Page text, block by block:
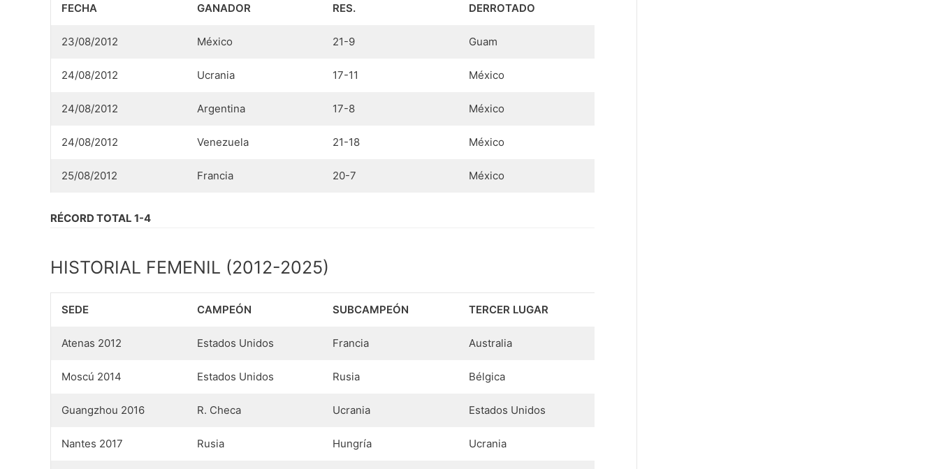
FECHA GANADOR RES. DERROTADO
23/08/2012 México 21-9 Guam
24/08/2012 Ucrania 17-11 México
24/08/2012 Argentina 17-8 México
24/08/2012 Venezuela 21-18 México
25/08/2012 Francia 20-7 México
RÉCORD TOTAL 1-4
HISTORIAL FEMENIL (2012-2025)
SEDE CAMPEÓN SUBCAMPEÓN TERCER LUGAR
Atenas 2012 Estados Unidos Francia Australia
Moscú 2014 Estados Unidos Rusia Bélgica
Guangzhou 2016 R. Checa Ucrania Estados Unidos
Nantes 2017 Rusia Hungría Ucrania